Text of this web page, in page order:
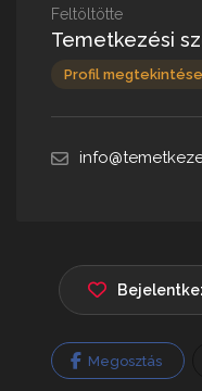
Feltöltötte
Temetkezési
Profil megtekintése
Megosztás